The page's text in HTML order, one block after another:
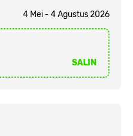
4 Mei - 4 Agustus 2026
SALIN